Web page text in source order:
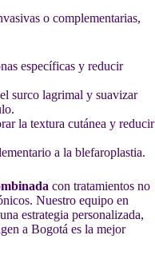
o complementarias,
específicas y reducir
surco lagrimal y suavizar
la textura cutánea y reducir
a la blefaroplastia.
con tratamientos no
Nuestro equipo en
estrategia personalizada,
a Bogotá es la mejor